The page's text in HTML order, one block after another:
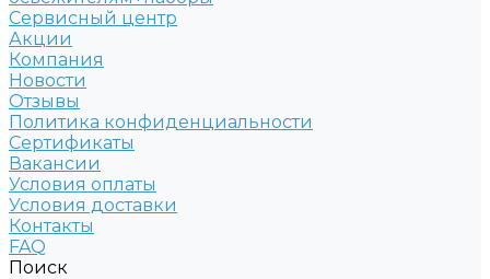
Сервисный центр
Акции
Компания
Новости
Отзывы
Политика конфиденциальности
Сертификаты
Вакансии
Условия оплаты
Условия доставки
Контакты
FAQ
Поиск